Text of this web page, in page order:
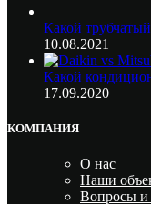
Какой
10.08.2021
Какой
17.09.2020
КОМПАНИЯ
О нас
Наши
Вопросы